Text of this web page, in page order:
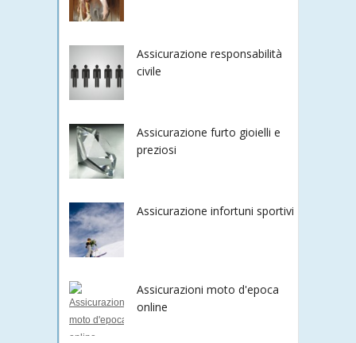
Assicurazione responsabilità
civile
Assicurazione furto gioielli e
preziosi
Assicurazione infortuni sportivi
Assicurazioni moto d'epoca
online